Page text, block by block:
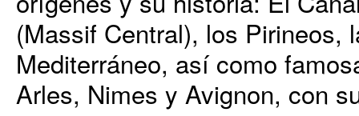
(Massif Central), los Pirineos,
Mediterráneo, así como
Arles, Nimes y Avignon, con